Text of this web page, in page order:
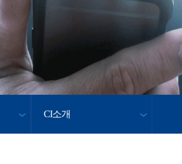
CI소개